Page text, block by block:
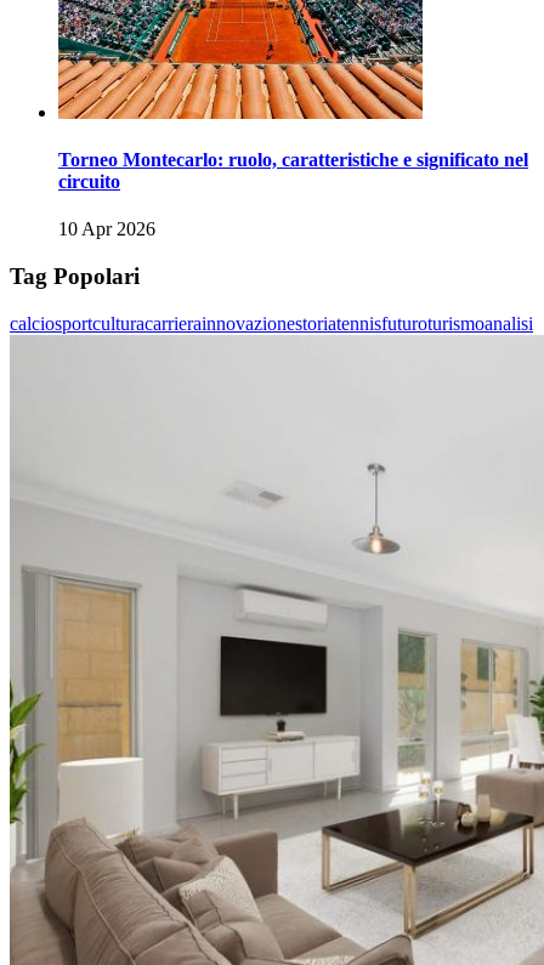
Torneo Montecarlo: ruolo, caratteristiche e significato nel
circuito
10 Apr 2026
Tag Popolari
calciosportculturacarrierainnovazionestoriatennisfuturoturismoanalisi